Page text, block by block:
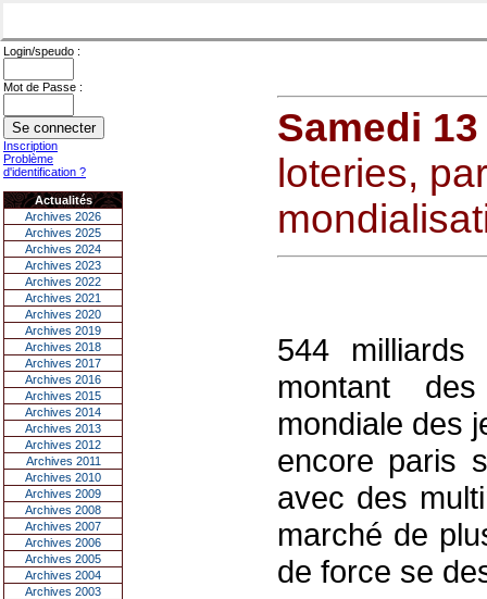
Login/speudo :
Mot de Passe :
Inscription
Problème
d'identification ?
Actualités
Archives 2026
Archives 2025
Archives 2024
Archives 2023
Archives 2022
Archives 2021
Archives 2020
Archives 2019
Archives 2018
Archives 2017
Archives 2016
Archives 2015
Archives 2014
Archives 2013
Archives 2012
Archives 2011
Archives 2010
Archives 2009
Archives 2008
Archives 2007
Archives 2006
Archives 2005
Archives 2004
Archives 2003
Samedi
loteries,
544
montant
mondiale des
encore paris
avec des
marché de
de force se